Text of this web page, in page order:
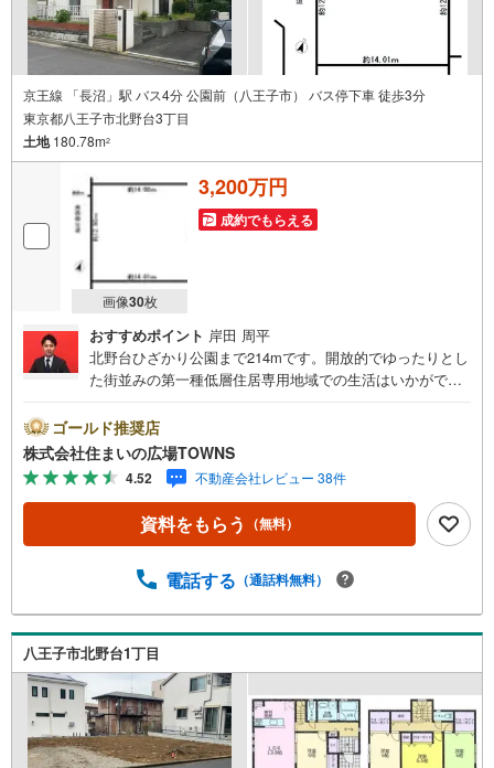
京王線 「長沼」駅 バス4分 公園前（八王子市） バス停下車 徒歩3分
東京都八王子市北野台3丁目
土地180.78m2
画像30枚
3,200万円
成約でもらえる
おすすめポイント 岸田 周平
北野台ひざかり公園まで214mです。開放的でゆったりとし
た街並みの第一種低層住居専用地域での生活はいかがです
うか。周囲も環境も整っている、好条件の住宅用地がこち
ら。建築プランの自由度が高い、平坦な地勢です。前面道
路6m以上は確保しているので車の出し入れもラクラクで
す。土地面積は180.78平米（公簿）でイチオシ。【年中無
休/9:00～21:00】人気物件は特にお問い合わせが集中する
ため、お早めにお電話下さい。「室内・現地を見学する」
各種ご相談も承っております。○住宅ローンのご相談○ライ
客様へ経験豊富なスタッフが親身になってお客様に合った
物件をご紹介させて頂きます！ /他社様掲載物件も併せてご
紹介可能ですのでお気軽にお問い合わせ下さい♪駐車場も
ございますので、お車でのお越しも大歓迎です！
ゴールド推奨店
株式会社住まいの広場TOWNS
4.52 不動産会社レビュー 38件
資料をもらう （無料）
電話する （通話料無料）
八王子市北野台1丁目